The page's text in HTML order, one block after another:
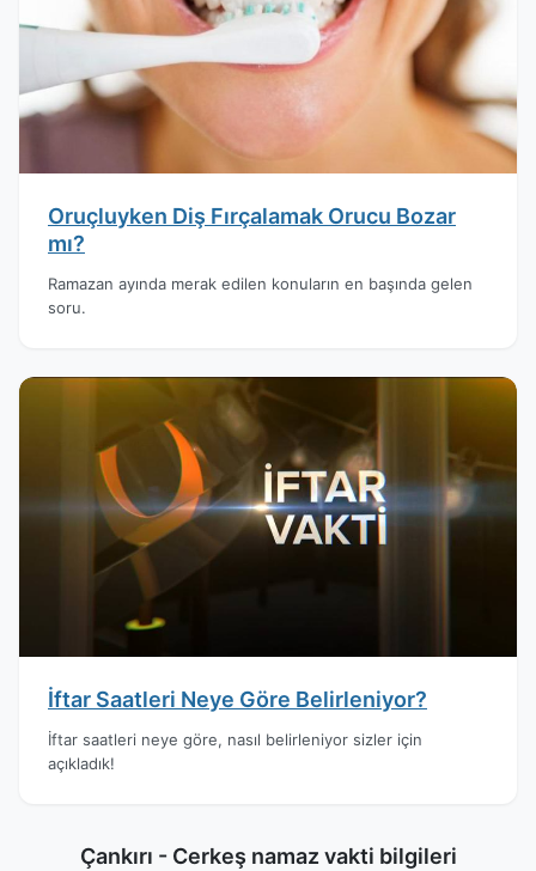
Oruçluyken Diş Fırçalamak Orucu Bozar
mı?
Ramazan ayında merak edilen konuların en başında gelen
soru.
İftar Saatleri Neye Göre Belirleniyor?
İftar saatleri neye göre, nasıl belirleniyor sizler için
açıkladık!
Çankırı - Cerkeş namaz vakti bilgileri